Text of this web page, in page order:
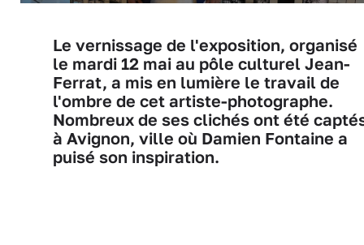
Le vernissage de l'exposition, organisé
le mardi 12 mai au pôle culturel Jean-
Ferrat, a mis en lumière le travail de
l'ombre de cet artiste-photographe.
Nombreux de ses clichés ont été
à Avignon, ville où Damien Fontaine a
puisé son inspiration.